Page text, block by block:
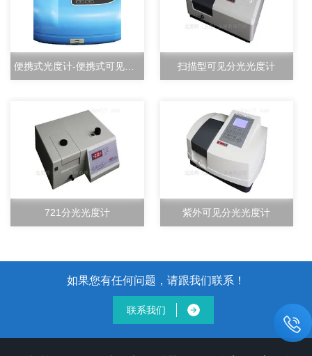
扫描型可见分光光度计
721分光光度计 紫外可见分光光度计
如果您有任何问题，请跟我们联系！
联系我们